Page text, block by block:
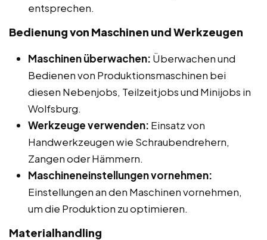
entsprechen.
Bedienung von Maschinen und Werkzeugen
Maschinen überwachen: Überwachen und
Bedienen von Produktionsmaschinen bei
diesen Nebenjobs, Teilzeitjobs und Minijobs in
Wolfsburg.
Werkzeuge verwenden: Einsatz von
Handwerkzeugen wie Schraubendrehern,
Zangen oder Hämmern.
Maschineneinstellungen vornehmen:
Einstellungen an den Maschinen vornehmen,
um die Produktion zu optimieren.
Materialhandling